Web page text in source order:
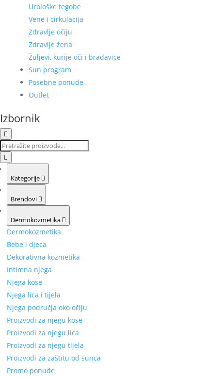
Urološke tegobe
Vene i cirkulacija
Zdravlje očiju
Zdravlje žena
Žuljevi, kurije oči i bradavice
Sun program
Posebne ponude
Outlet
Izbornik
Kategorije
Brendovi
Dermokozmetika
Dermokozmetika
Bebe i djeca
Dekorativna kozmetika
Intimna njega
Njega kose
Njega lica i tijela
Njega područja oko očiju
Proizvodi za njegu kose
Proizvodi za njegu lica
Proizvodi za njegu tijela
Proizvodi za zaštitu od sunca
Promo ponude